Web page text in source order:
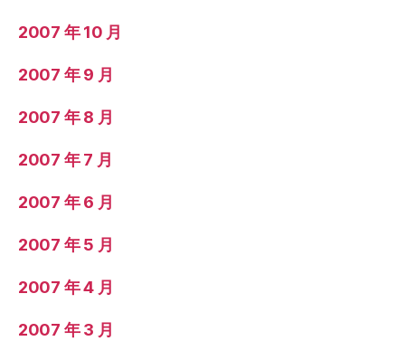
2007 年 10 月
2007 年 9 月
2007 年 8 月
2007 年 7 月
2007 年 6 月
2007 年 5 月
2007 年 4 月
2007 年 3 月